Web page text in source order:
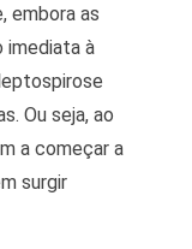
embora as
imediata à
Ou seja, ao
a começar a
surgir